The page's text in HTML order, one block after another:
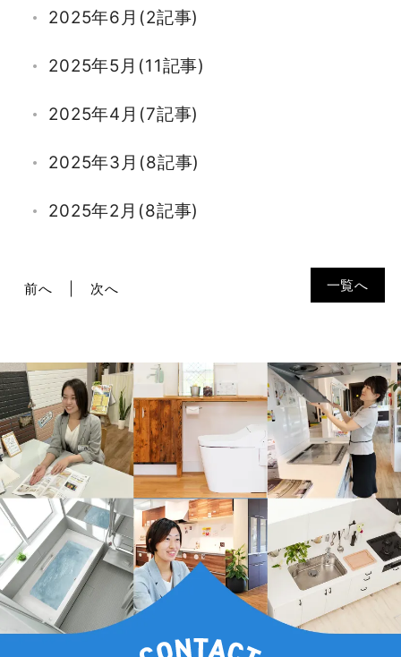
2025年6月(2記事)
2025年5月(11記事)
2025年4月(7記事)
2025年3月(8記事)
2025年2月(8記事)
2024年10月(14記事)
2024年9月(9記事)
2024年8月(7記事)
2024年7月(6記事)
2024年6月(11記事)
2024年5月(13記事)
一覧へ
前へ 次へ